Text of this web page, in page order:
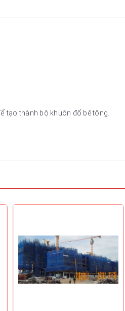
tạo thành bộ khuôn đổ bê tông.